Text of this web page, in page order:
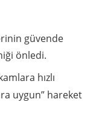
güvende
önledi.
hızlı
uygun” hareket